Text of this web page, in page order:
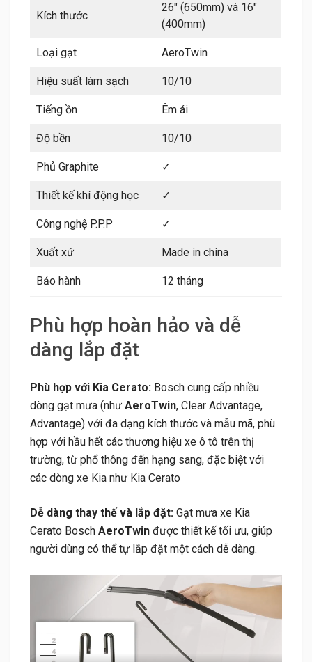
Kích thước
26″ (650mm) và 16″
(400mm)
Loại gạt AeroTwin
Hiệu suất làm sạch 10/10
Tiếng ồn Êm ái
Độ bền 10/10
Phủ Graphite ✓
Thiết kế khí động học ✓
Công nghệ P.P.P ✓
Xuất xứ Made in china
Bảo hành 12 tháng
Phù hợp hoàn hảo và dễ
dàng lắp đặt
Phù hợp với Kia Cerato: Bosch cung cấp nhiều
dòng gạt mưa (như AeroTwin, Clear Advantage,
Advantage) với đa dạng kích thước và mẫu mã, phù
hợp với hầu hết các thương hiệu xe ô tô trên thị
trường, từ phổ thông đến hạng sang, đặc biệt với
các dòng xe Kia như Kia Cerato
Dễ dàng thay thế và lắp đặt: Gạt mưa xe Kia
Cerato Bosch AeroTwin được thiết kế tối ưu, giúp
người dùng có thể tự lắp đặt một cách dễ dàng.